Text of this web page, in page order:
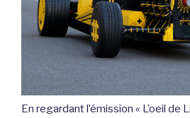
En regardant l’émission « L’oeil de